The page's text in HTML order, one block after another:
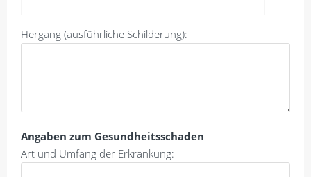
Hergang (ausführliche Schilderung):
Angaben zum Gesundheitsschaden
Art und Umfang der Erkrankung: